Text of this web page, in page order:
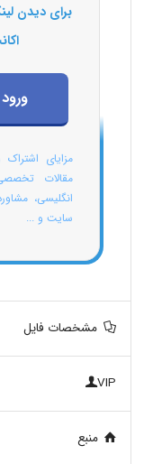
برای دیدن
مزایای
مقالات
انگلیسی،
سایت و ...
مشخصات فایل
VIP
منبع